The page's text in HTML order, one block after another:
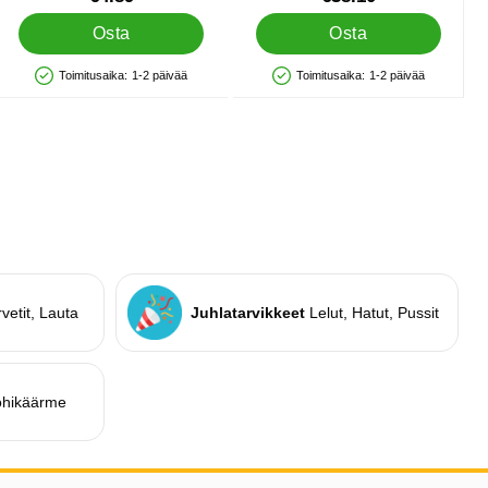
Osta
Saatavuus: Varastossa
Toimitusaika: 1-2 päivää
Osta
Saatavuus: Varastossa
Toimitusaika: 1-2 päivää
Lauta Juhlatarvikkeet Lelut, Hatut, Pussit